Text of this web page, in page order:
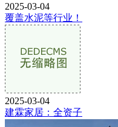
2025-03-04
覆盖水泥等行业！
2025-03-04
建霖家居：全资子